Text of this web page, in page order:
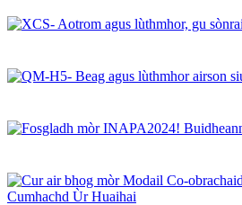
Cumhachd Ùr Huaihai